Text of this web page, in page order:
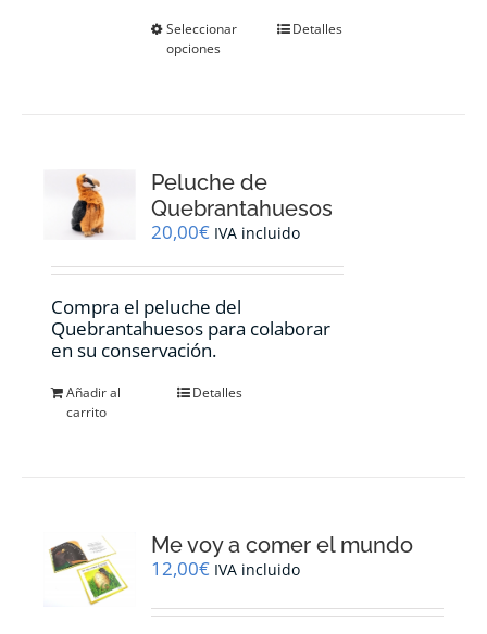
Seleccionar
opciones
Este
pueden
elegir
en
la
producto
Detalles
Peluche de
Quebrantahuesos
20,00€ IVA incluido
Compra el peluche del
Quebrantahuesos para colaborar
en su conservación.
Añadir al
carrito
Detalles
Me voy a comer el mundo
12,00€ IVA incluido